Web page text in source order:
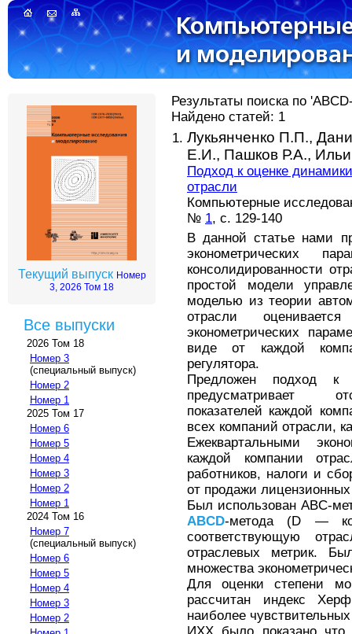
Текущий выпуск Номер
3, 2026 Том 18
Все выпуски
2026 Том 18
Номер 3
(специальный выпуск)
Номер 2
Номер 1
2025 Том 17
Номер 6
Номер 5
Номер 4
Номер 3
Номер 2
Номер 1
2024 Том 16
Номер 7
(специальный выпуск)
Номер 6
Номер 5
Номер 4
Номер 3
Номер 2
Результаты поиска по
Найдено статей: 1
Лукьянченко П.П.,
Е.И., Пашков Р.А.,
Подход к оценке
отраcли
Компьютерные
№ 1, с. 129-140
В данной статье нами
эконометрических
консолидированности
простой модели
моделью из теории
отрасли
эконометрических
виде от каждой
регулятора.
Предложен подход
предусматривает
показателей каждой
всех компаний отрасли,
Ежеквартальными
каждой компании
работников, налоги и
от продажи
Был использован ABC-
ABCD-метода (D —
соответствующую
отраслевых метрик.
множества
Для оценки степени
рассчитан индекс
наиболее